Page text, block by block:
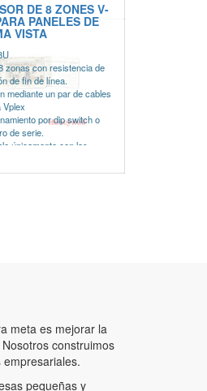
DE 8 ZONES V-
PANELES DE
VISTA
zonas con resistencia de
de fin de línea.
mediante un par de cables
Vplex
por dip switch o
de serie.
únicamente con los
meta es mejorar la
construimos
pequeñas y